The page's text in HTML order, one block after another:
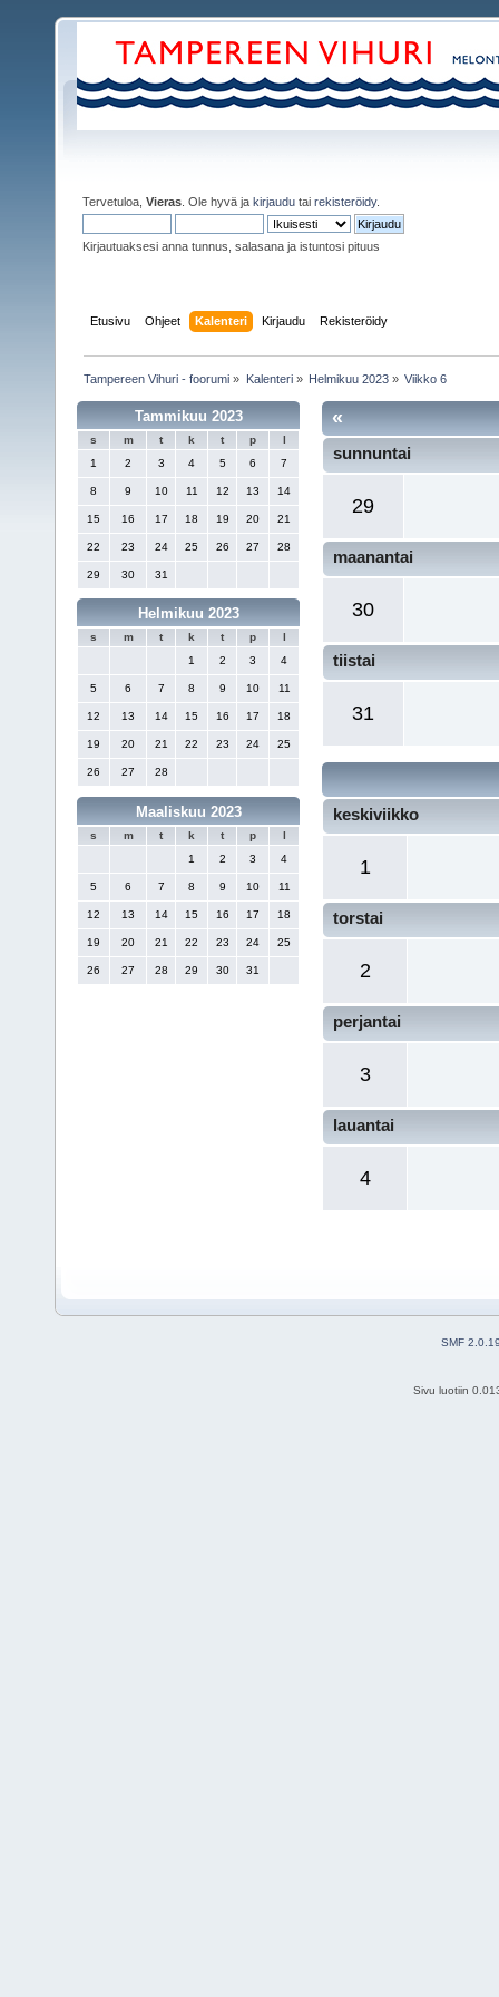
Tervetuloa, Vieras . Ole hyvä ja kirjaudu tai rekisteröidy.
Kirjautuaksesi anna tunnus, salasana ja istuntosi pituus
Etusivu Ohjeet Kalenteri Kirjaudu Rekisteröidy
Tampereen Vihuri - foorumi » Kalenteri» Helmikuu 2023» Viikko 6
Tammikuu 2023
s m t k t p
l
1
2 3 4 5 6 7
8 9 10 11 12 13 14
15 16 17 18 19 20 21
22 23 24 25 26 27 28
29 30 31
Helmikuu 2023
s m t k t p
l
1
2 3 4
5 6 7 8 9 10 11
12 13 14 15 16 17 18
19 20 21 22 23 24 25
26 27 28
Maaliskuu 2023
s m t k t p
l
1
2 3 4
5 6 7 8 9 10 11
12 13 14 15 16 17 18
19 20 21 22 23 24 25
26 27 28 29 30 31
«
sunnuntai
29
maanantai
30
tiistai
31
keskiviikko
1
torstai
2
perjantai
3
lauantai
4
SMF
Sivu luotiin